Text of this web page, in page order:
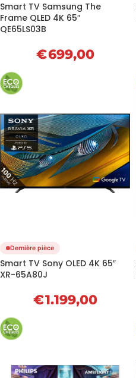
Smart TV Samsung The
Frame QLED 4K 65″
QE65LS03B
€699,00
Dernière pièce
Smart TV Sony OLED 4K 65″
XR-65A80J
€1.199,00